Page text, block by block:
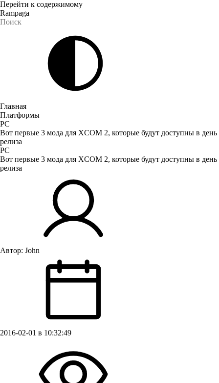
Перейти к содержимому
Rampaga
Главная
Платформы
PC
Вот первые 3 мода для XCOM 2, которые будут доступны в день
релиза
PC
Вот первые 3 мода для XCOM 2, которые будут доступны в день
релиза
Автор: John
2016-02-01 в 10:32:49